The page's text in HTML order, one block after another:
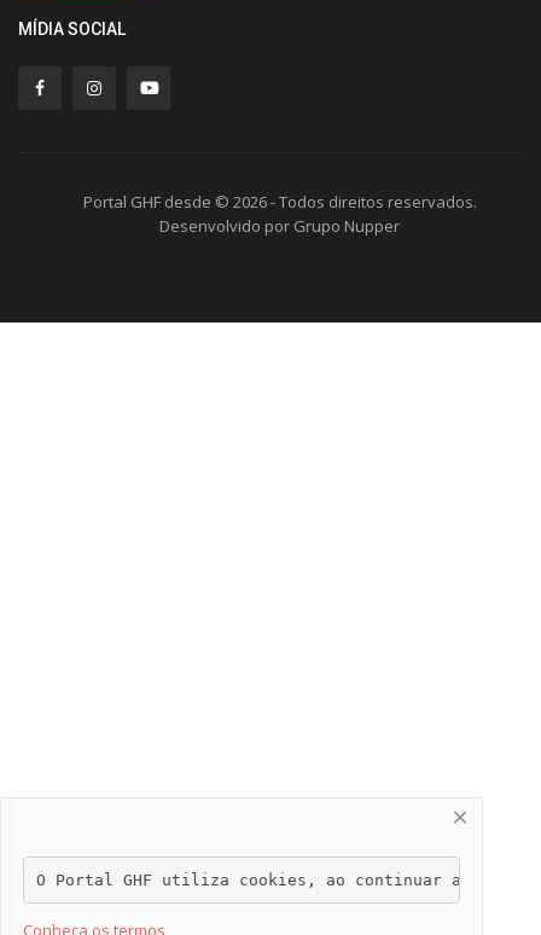
MÍDIA SOCIAL
Portal GHF desde © 2026 - Todos direitos reservados.
Desenvolvido por Grupo Nupper
O Portal GHF utiliza cookies, ao continuar a
Conheça os termos